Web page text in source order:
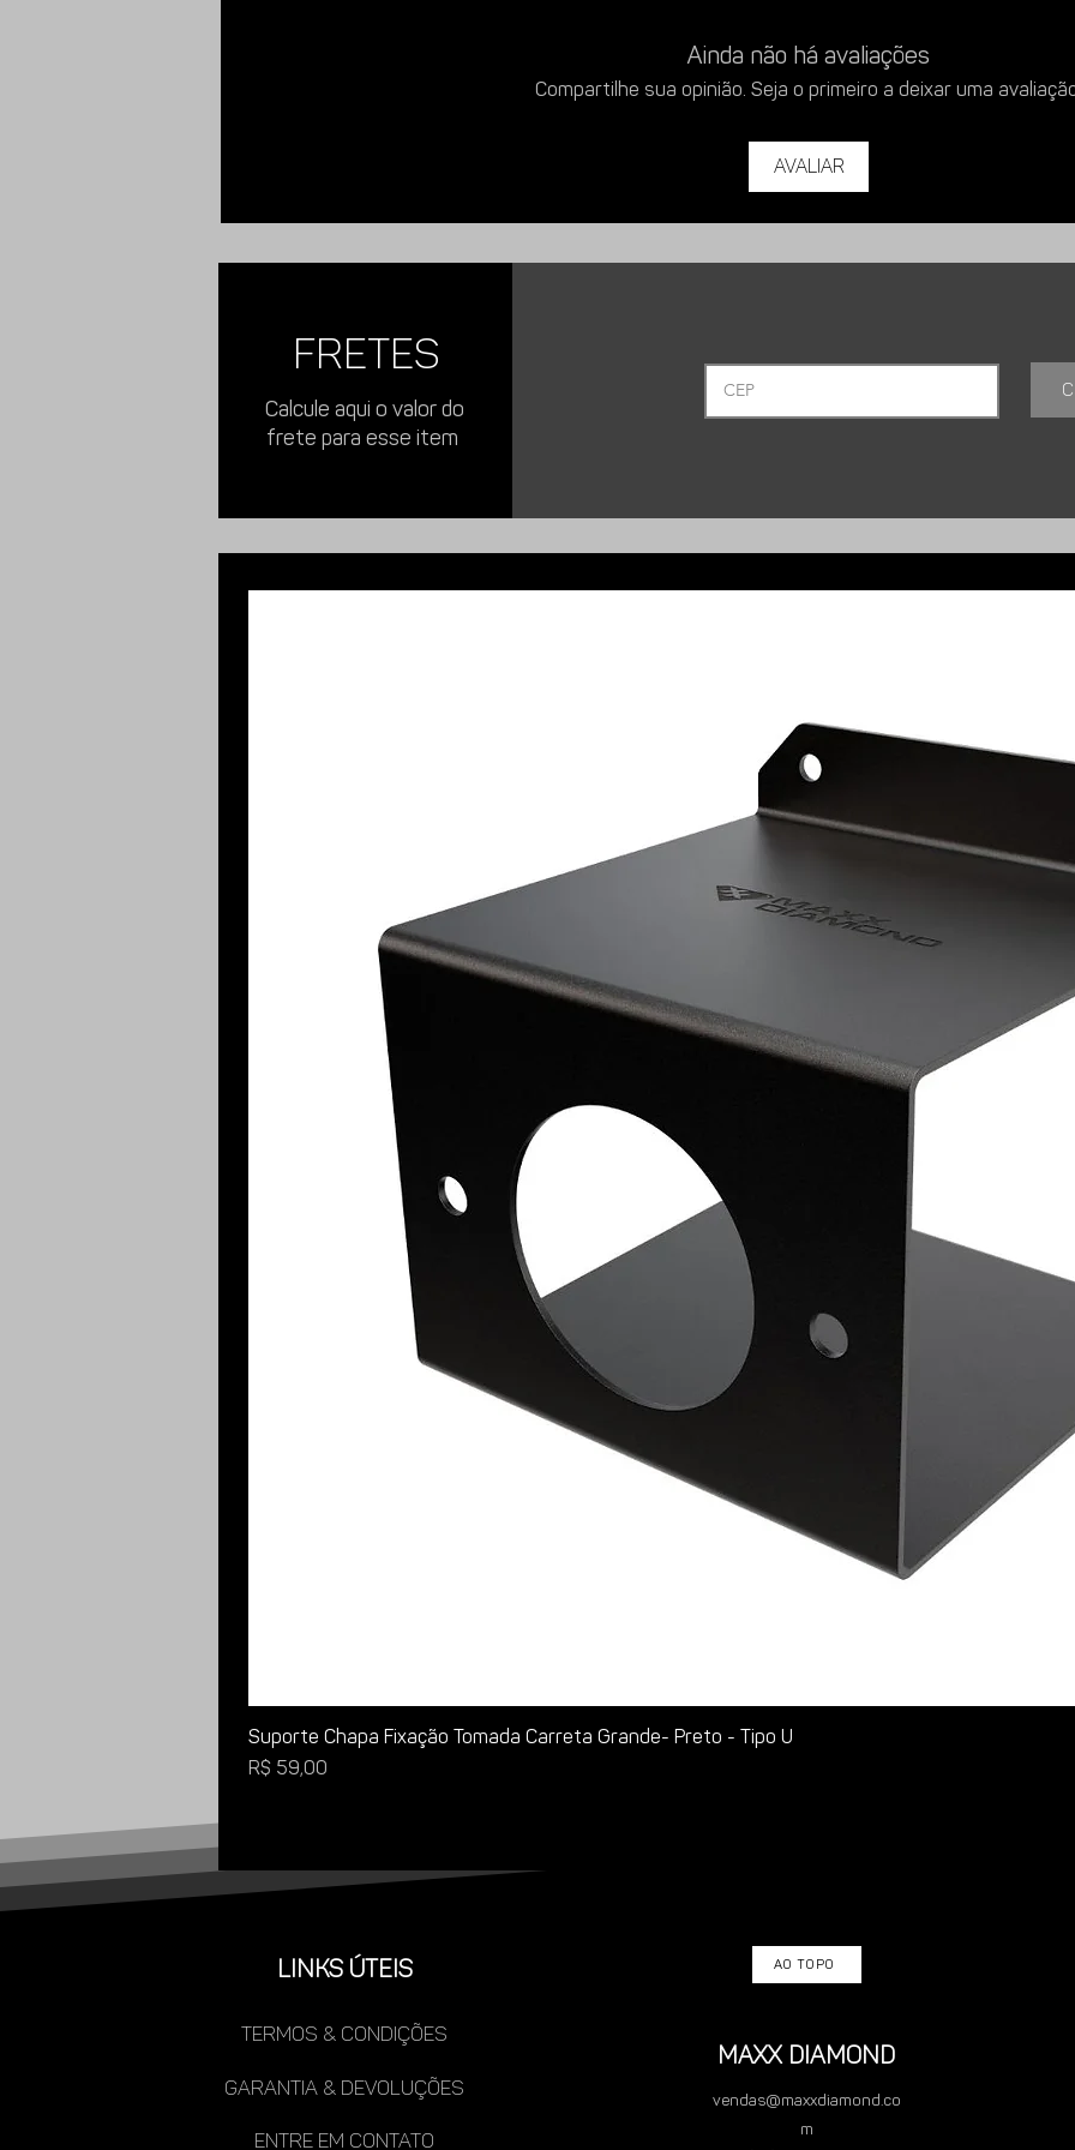
Ainda não há avaliações
Compartilhe sua opinião. Seja o primeiro a deixar uma
Avaliar
FRETES
Calcule aqui o valor do
frete para esse item
Suporte Chapa Fixação Tomada Carreta Grande- Preto - Tipo U
Preço
R$ 59,00
LINKS ÚTEIS
TERMOS & CONDIÇÕES
gARANTIA & DEVOLUÇÕES
ENTRE EM CONTATO
AO TOPO
MAXX DIAMOND
vendas@maxxdiamond.co
m